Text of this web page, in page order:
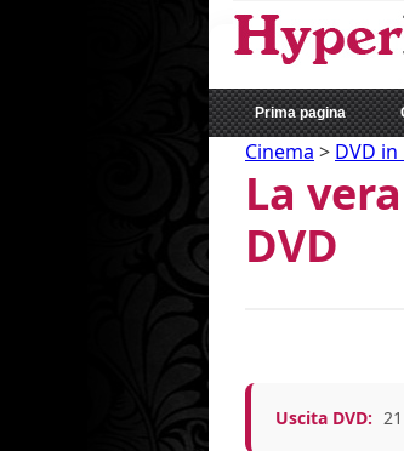
Prima pagina
Cinema > DVD
La
DVD
Uscita DVD: